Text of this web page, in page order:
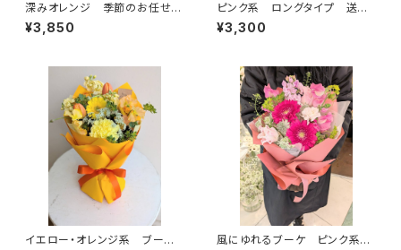
深みオレンジ 季節のお任せア
レンジメント かご入り 送料
別
¥3,850
ピンク系 ロングタイプ 送料
別
¥3,300
イエロー・オレンジ系 ブーケタ
風にゆれるブーケ ピンク系